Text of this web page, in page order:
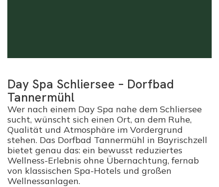
Day Spa Schliersee – Dorfbad
Tannermühl
Wer nach einem Day Spa nahe dem Schliersee
sucht, wünscht sich einen Ort, an dem Ruhe,
Qualität und Atmosphäre im Vordergrund
stehen. Das Dorfbad Tannermühl in Bayrischzell
bietet genau das: ein bewusst reduziertes
Wellness-Erlebnis ohne Übernachtung, fernab
von klassischen Spa-Hotels und großen
Wellnessanlagen.